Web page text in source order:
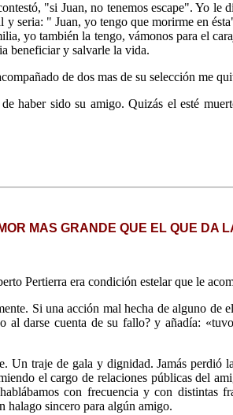
"si Juan, no tenemos escape". Yo le
seria: " Juan, yo tengo que morirme en
yo también la tengo, vámonos para el
beneficiar y salvarle la vida.
de dos mas de su selección me
haber sido su amigo. Quizás el esté
MAS GRANDE QUE EL QUE DA
Pertierra era condición estelar que le
Si una acción mal hecha de alguno
al darse cuenta de su fallo? y añadía:
Un traje de gala y dignidad. Jamás
el cargo de relaciones públicas del
con frecuencia y con distintas
halago sincero para algún amigo.